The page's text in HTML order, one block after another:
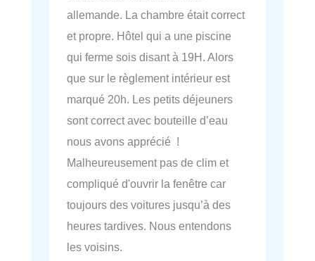
allemande. La chambre était correct
et propre. Hôtel qui a une piscine
qui ferme sois disant à 19H. Alors
que sur le règlement intérieur est
marqué 20h. Les petits déjeuners
sont correct avec bouteille d’eau
nous avons apprécié !
Malheureusement pas de clim et
compliqué d'ouvrir la fenêtre car
toujours des voitures jusqu’à des
heures tardives. Nous entendons
les voisins.